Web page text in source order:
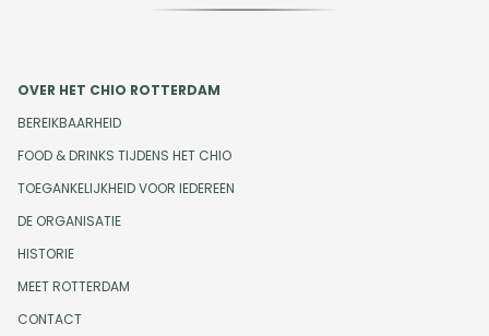
OVER HET CHIO ROTTERDAM
BEREIKBAARHEID
FOOD & DRINKS TIJDENS HET CHIO
TOEGANKELIJKHEID VOOR IEDEREEN
DE ORGANISATIE
HISTORIE
MEET ROTTERDAM
CONTACT